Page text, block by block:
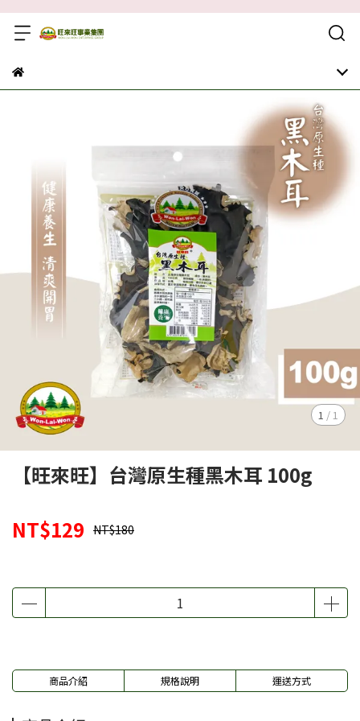
1 / 1
【旺來旺】台灣原生種黑木耳 100g
NT$129 NT$180
商品介紹 規格說明 運送方式